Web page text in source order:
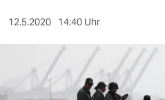
kultur
sport
berlin
12.5.2020 14:40 Uhr